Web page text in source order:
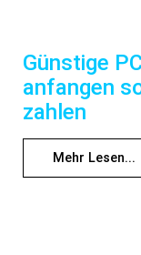
Günstige
anfangen
zahlen
Mehr Lesen...